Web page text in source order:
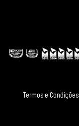
Termos e Condições